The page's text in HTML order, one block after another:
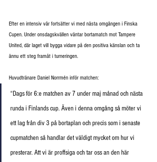
Efter en intensiv vår fortsätter vi med nästa omgången i Finska
Cupen. Under onsdagskvällen väntar bortamatch mot Tampere
United, där laget vill bygga vidare på den positiva känslan och ta
ännu ett steg framåt i turneringen.
Huvudtränare Daniel Norrmén inför matchen:
“Dags för 6:e matchen av 7 under maj månad och nästa
runda i Finlands cup. Även i denna omgång så möter vi
ett lag från div 3 på bortaplan och precis som i senaste
cupmatchen så handlar det väldigt mycket om hur vi
presterar. Att vi är proffsiga och tar oss an den här